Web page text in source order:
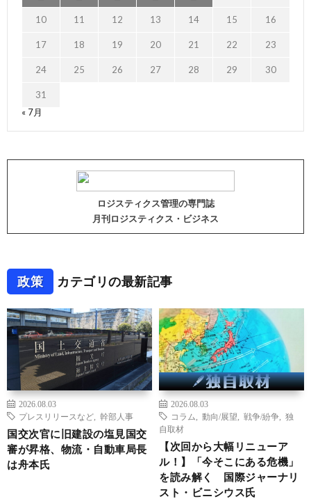
10 11 12 13 14 15 16
17 18 19 20 21 22 23
24 25 26 27 28 29 30
31
« 7月
ロジスティクス管理の専門誌
月刊ロジスティクス・ビジネス
政策 カテゴリの最新記事
2026.08.03
プレスリリースなど
幹部人事
国交次官に旧建設の塩見国交
審が昇格、物流・自動車局長
は舟本氏
2026.08.03
コラム
動向/展望 戦争/紛争
独
自取材
【次回から大幅リニューア
ル！】「今そこにある危機」
を読み解く 国際ジャーナリ
スト・ビニシウス氏